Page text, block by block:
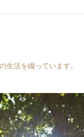
活を綴っています。